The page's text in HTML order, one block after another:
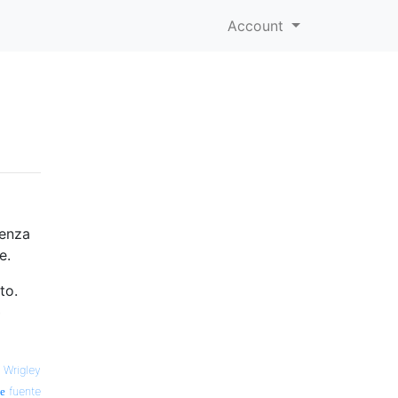
Account
Wrigley
fuente